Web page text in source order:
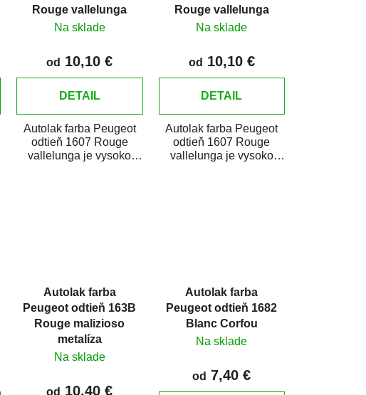
Rouge vallelunga
Na sklade
od 10,10 €
DETAIL
Autolak farba Peugeot
odtieň 1607 Rouge
vallelunga je vysoko
Rouge vallelunga
Na sklade
od 10,10 €
DETAIL
Autolak farba Peugeot
odtieň 1607 Rouge
vallelunga je vysoko
Autolak farba
Peugeot odtieň 163B
Rouge malizioso
metalíza
Na sklade
od 10,40 €
Autolak farba
Peugeot odtieň 1682
Blanc Corfou
Na sklade
od 7,40 €